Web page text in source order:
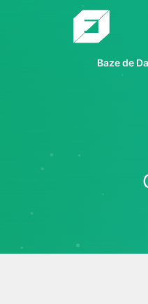
Baze de